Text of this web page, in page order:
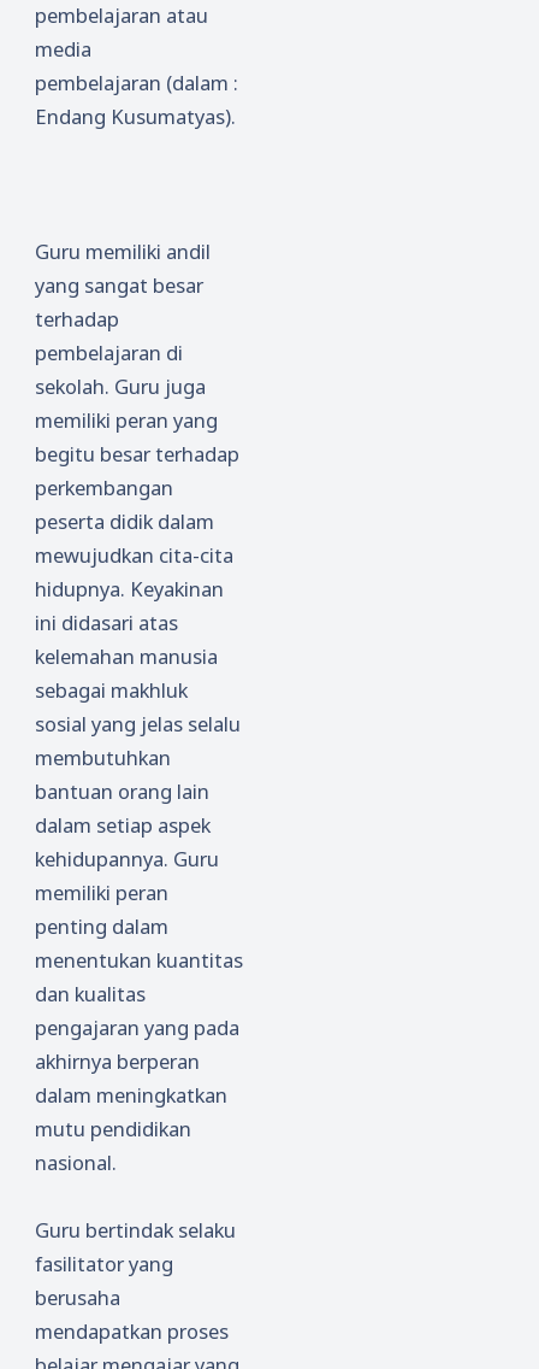
pembelajaran atau
media
pembelajaran (dalam :
Endang Kusumatyas).
Guru memiliki andil
yang sangat besar
terhadap
pembelajaran di
sekolah. Guru juga
memiliki peran yang
begitu besar terhadap
perkembangan
peserta didik dalam
mewujudkan cita-cita
hidupnya. Keyakinan
ini didasari atas
kelemahan manusia
sebagai makhluk
sosial yang jelas selalu
membutuhkan
bantuan orang lain
dalam setiap aspek
kehidupannya. Guru
memiliki peran
penting dalam
menentukan kuantitas
dan kualitas
pengajaran yang pada
akhirnya berperan
dalam meningkatkan
mutu pendidikan
nasional.
Guru bertindak selaku
fasilitator yang
berusaha
mendapatkan proses